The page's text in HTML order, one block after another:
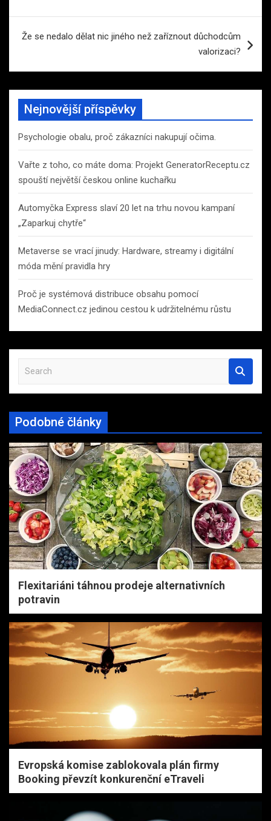
Že se nedalo dělat nic jiného než zaříznout důchodcům
valorizaci?
Nejnovější příspěvky
Psychologie obalu, proč zákazníci nakupují očima.
Vařte z toho, co máte doma: Projekt GeneratorReceptu.cz
spouští největší českou online kuchařku
Automyčka Express slaví 20 let na trhu novou kampaní
„Zaparkuj chytře“
Metaverse se vrací jinudy: Hardware, streamy i digitální
móda mění pravidla hry
Proč je systémová distribuce obsahu pomocí
MediaConnect.cz jedinou cestou k udržitelnému růstu
a
r
c
h
Podobné články
Flexitariáni táhnou prodeje alternativních
potravin
Evropská komise zablokovala plán firmy
Booking převzít konkurenční eTraveli